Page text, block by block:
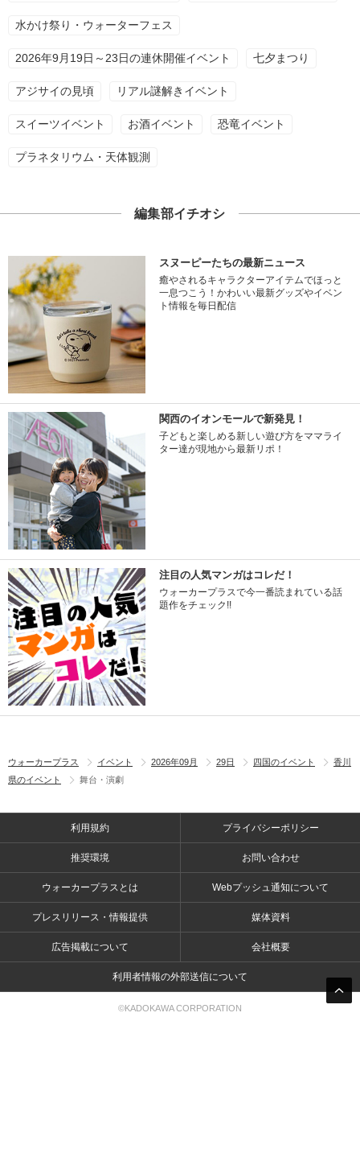
水かけ祭り・ウォーターフェス
2026年9月19日～23日の連休開催イベント 七夕まつり
アジサイの見頃 リアル謎解きイベント
スイーツイベント お酒イベント 恐竜イベント
プラネタリウム・天体観測
編集部イチオシ
スヌーピーたちの最新ニュース
癒やされるキャラクターアイテムでほっと
一息つこう！かわいい最新グッズやイベン
ト情報を毎日配信
関西のイオンモールで新発見！
子どもと楽しめる新しい遊び方をママライ
ター達が現地から最新リポ！
注目の人気マンガはコレだ！
ウォーカープラスで今一番読まれている話
題作をチェック!!
ウォーカープラス イベント 2026年09月 29日 四国のイベント
香川
県のイベント
舞台・演劇
利用規約 プライバシーポリシー
推奨環境 お問い合わせ
ウォーカープラスとは Webプッシュ通知について
プレスリリース・情報提供 媒体資料
広告掲載について 会社概要
利用者情報の外部送信について
©KADOKAWA CORPORATION